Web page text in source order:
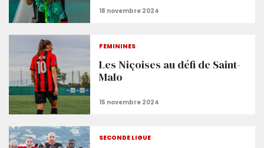
FÉMININES
Les Niçoises au défi de Saint-
Malo
SECONDE LIGUE